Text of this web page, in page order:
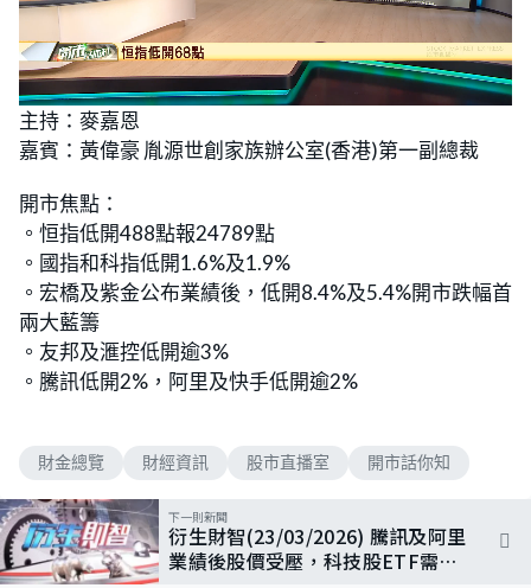
U
n
m
u
t
e
L
o
e
d
0
%
主持：麥嘉恩
嘉賓：黃偉豪 胤源世創家族辦公室(香港)第一副總裁
開市焦點：
。恒指低開488點報24789點
。國指和科指低開1.6%及1.9%
。宏橋及紫金公布業績後，低開8.4%及5.4%開市跌幅首
兩大藍籌
。友邦及滙控低開逾3%
。騰訊低開2%，阿里及快手低開逾2%
財金總覽 財經資訊 股市直播室 開市話你知
下一則新聞
衍生財智(23/03/2026) 騰訊及阿里
業績後股價受壓，科技股ETF需重